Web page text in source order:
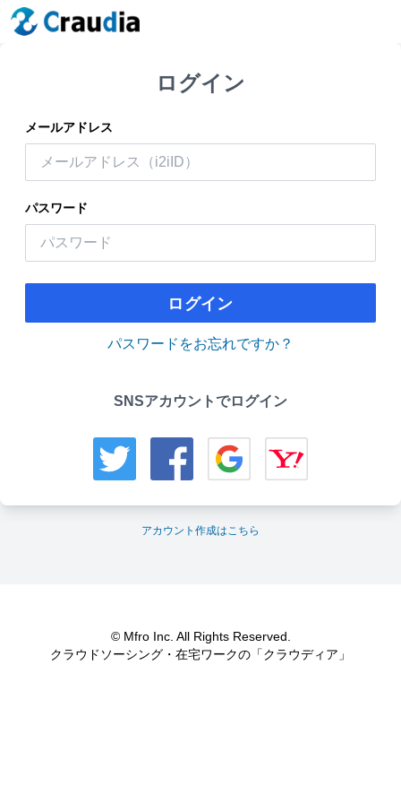
ログイン
メールアドレス
パスワード
ログイン
パスワードをお忘れですか？
SNSアカウントでログイン
アカウント作成はこちら
© Mfro Inc. All Rights Reserved.
クラウドソーシング・在宅ワークの「クラウディア」